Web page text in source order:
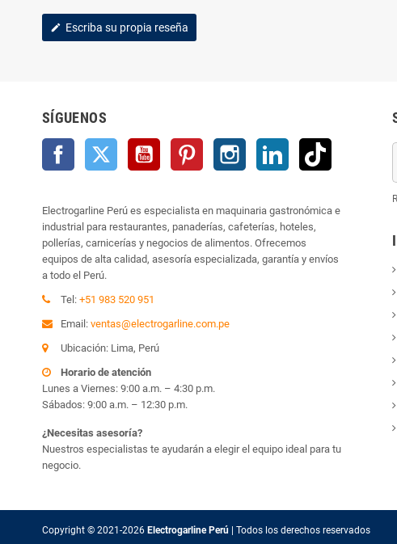
edit Escriba su propia reseña
SÍGUENOS
Facebook Twitter YouTube Pinterest Instagram LinkedIn
Electrogarline Perú es especialista en maquinaria gastronómica e
industrial para restaurantes, panaderías, cafeterías, hoteles,
pollerías, carnicerías y negocios de alimentos. Ofrecemos
equipos de alta calidad, asesoría especializada, garantía y envíos
a todo el Perú.
Tel: +51 983 520 951
Email: ventas@electrogarline.com.pe
Ubicación: Lima, Perú
Horario de atención
Lunes a Viernes: 9:00 a.m. – 4:30 p.m.
Sábados: 9:00 a.m. – 12:30 p.m.
¿Necesitas asesoría?
Nuestros especialistas te ayudarán a elegir el equipo ideal para tu
negocio.
Copyright © 2021-2026 Electrogarline Perú | Todos los derechos reservados